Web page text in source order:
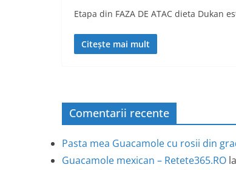
Etapa din FAZA DE ATAC dieta
Citește mai mult
Comentarii recente
Pasta mea Guacamole cu rosii din
Guacamole mexican – Retete365.RO la